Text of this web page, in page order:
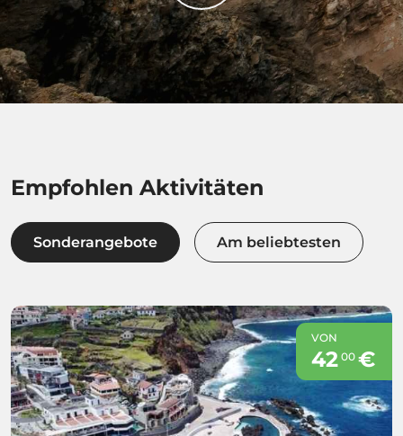
Empfohlen Aktivitäten
Sonderangebote Am beliebtesten
VON
42 00€